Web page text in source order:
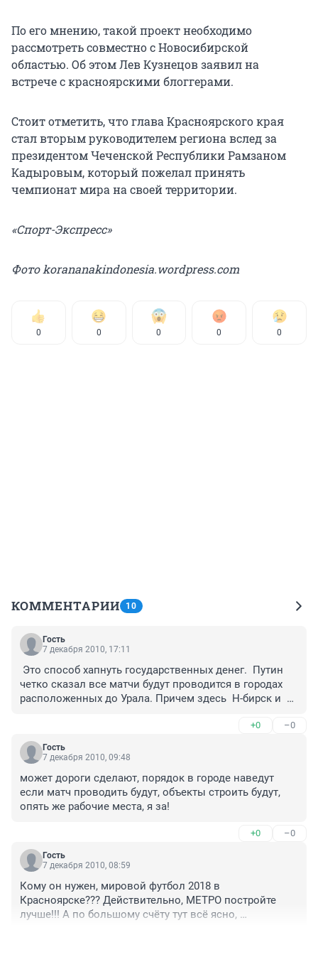
По его мнению, такой проект необходимо
рассмотреть совместно с Новосибирской
областью. Об этом Лев Кузнецов заявил на
встрече с красноярскими блоггерами.
Стоит отметить, что глава Красноярского края
стал вторым руководителем региона вслед за
президентом Чеченской Республики Рамзаном
Кадыровым, который пожелал принять
чемпионат мира на своей территории.
«Спорт-Экспресс»
Фото korananakindonesia.wordpress.com
0 0 0 0 0
КОММЕНТАРИИ 10
Гость
7 декабря 2010, 17:11
Это способ хапнуть государственных денег.  Путин
четко сказал все матчи будут проводится в городах
расположенных до Урала. Причем здесь  Н-бирск и
Пусть обеспечат возможность играть детям на
+0 –0
Гость
7 декабря 2010, 09:48
может дороги сделают, порядок в городе наведут
если матч проводить будут, объекты строить будут,
опять же рабочие места, я за!
+0 –0
Гость
7 декабря 2010, 08:59
Кому он нужен, мировой футбол 2018 в
Красноярске??? Действительно, МЕТРО постройте
лучше!!! А по большому счёту тут всё ясно,